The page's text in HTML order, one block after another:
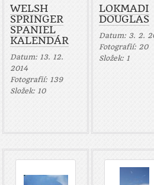
WELSH
SPRINGER
SPANIEL
KALENDÁR
Datum: 13. 12.
2014
Fotografií: 139
Složek: 10
LOKMADI
DOUGLAS
Datum: 3. 2.
Fotografií: 20
Složek: 1